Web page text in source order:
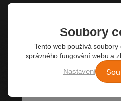
Soubory
Tento web používá soubory
správného fungování webu a
Nastavení